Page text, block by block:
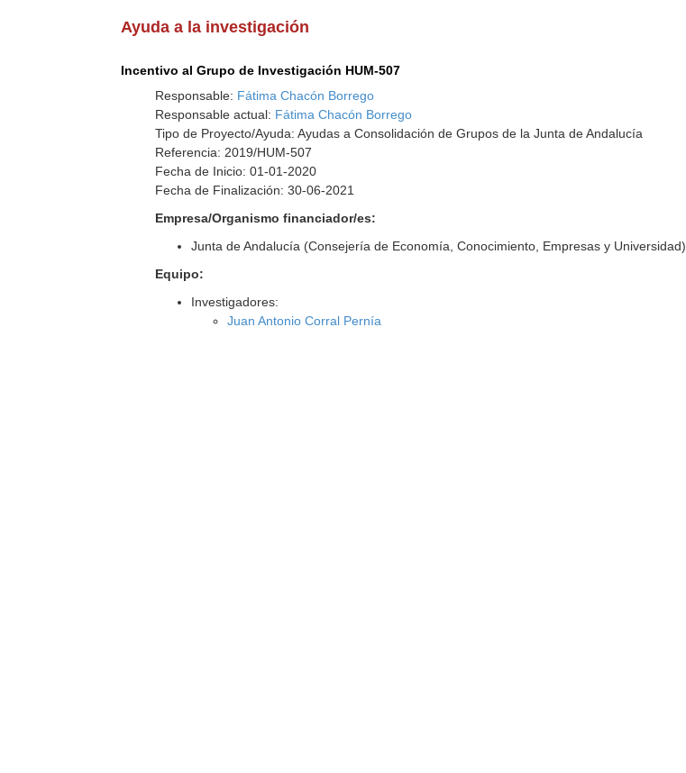
Ayuda a la investigación
Incentivo al Grupo de Investigación HUM-507
Responsable: Fátima Chacón Borrego
Responsable actual: Fátima Chacón Borrego
Tipo de Proyecto/Ayuda: Ayudas a Consolidación de Grupos de la Junta de Andalucía
Referencia: 2019/HUM-507
Fecha de Inicio: 01-01-2020
Fecha de Finalización: 30-06-2021
Empresa/Organismo financiador/es:
Junta de Andalucía (Consejería de Economía, Conocimiento, Empresas y Universidad)
Equipo:
Investigadores:
Juan Antonio Corral Pernía